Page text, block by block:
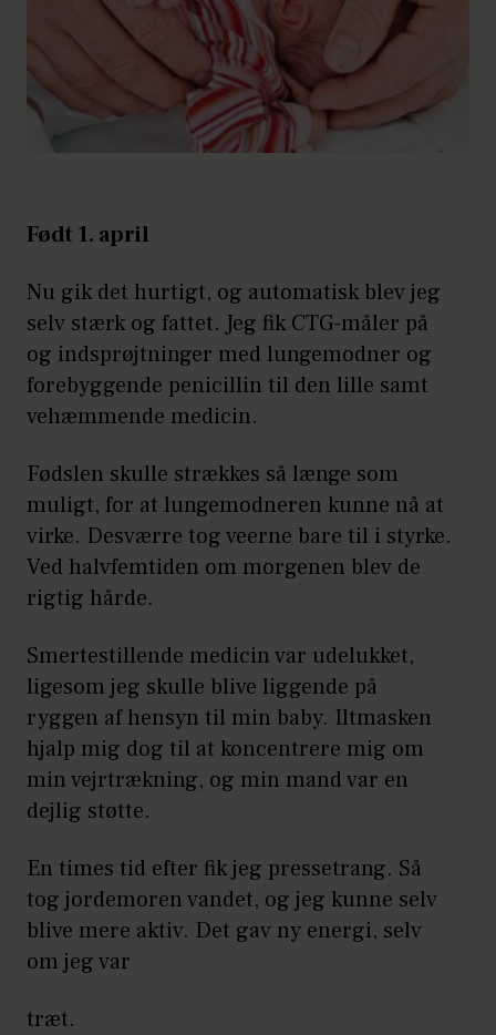
Født 1. april
Nu gik det hurtigt, og automatisk blev jeg
selv stærk og fattet. Jeg fik CTG-måler på
og indsprøjtninger med lungemodner og
forebyggende penicillin til den lille samt
vehæmmende medicin.
Fødslen skulle strækkes så længe som
muligt, for at lungemodneren kunne nå at
virke. Desværre tog veerne bare til i styrke.
Ved halvfemtiden om morgenen blev de
rigtig hårde.
Smertestillende medicin var udelukket,
ligesom jeg skulle blive liggende på
ryggen af hensyn til min baby. Iltmasken
hjalp mig dog til at koncentrere mig om
min vejrtrækning, og min mand var en
dejlig støtte.
En times tid efter fik jeg pressetrang. Så
tog jordemoren vandet, og jeg kunne selv
blive mere aktiv. Det gav ny energi, selv
om jeg var
træt.